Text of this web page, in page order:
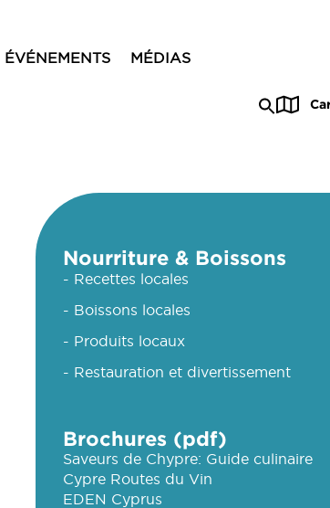
ÉVÉNEMENTS MÉDIAS
Nourriture & Boissons
- Recettes locales
- Boissons locales
- Produits locaux
- Restauration et divertissement
Brochures (pdf)
Saveurs de Chypre: Guide culinaire
Cypre Routes du Vin
EDEN Cyprus